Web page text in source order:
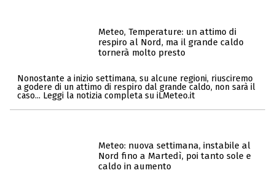
Meteo, Temperature: un attimo di
respiro al Nord, ma il grande caldo
tornerà molto presto
Nonostante a inizio settimana, su alcune regioni, riusciremo
a godere di un attimo di respiro dal grande caldo, non sarà il
caso... Leggi la notizia completa su iLMeteo.it
Meteo: nuova settimana, instabile al
Nord fino a Martedì, poi tanto sole e
caldo in aumento